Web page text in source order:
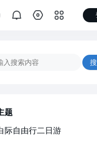
题
际自由行二日游